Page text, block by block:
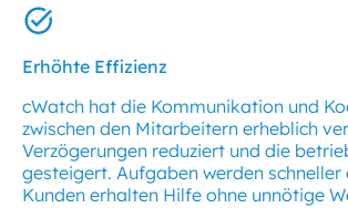
Erhöhte Effizienz
cWatch hat die Kommunikation und
zwischen den Mitarbeitern erheblich
Verzögerungen reduziert und die
gesteigert. Aufgaben werden schneller
Kunden erhalten Hilfe ohne unnötige